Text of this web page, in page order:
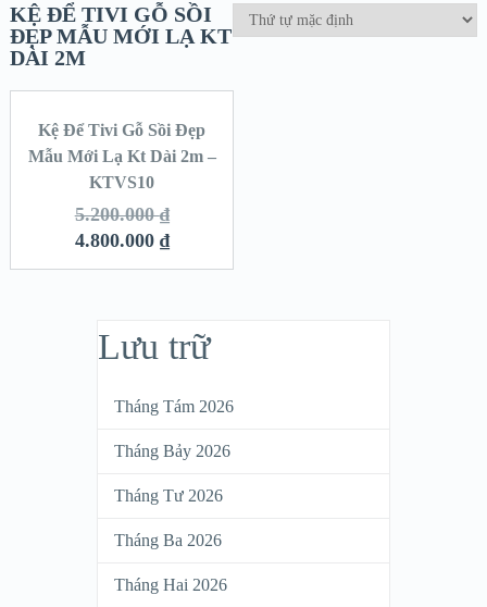
KỆ ĐỂ TIVI GỖ SỒI
ĐẸP MẪU MỚI LẠ KT
DÀI 2M
SALE!
Kệ Để Tivi Gỗ Sồi Đẹp
Mẫu Mới Lạ Kt Dài 2m –
KTVS10
5.200.000₫
4.800.000 ₫
Lưu trữ
Tháng Tám 2026
Tháng Bảy 2026
Tháng Tư 2026
Tháng Ba 2026
Tháng Hai 2026